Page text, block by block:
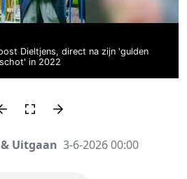
Dieltjens, direct na zijn 'gulden
schot' in 2022
Uitgaan 3-6-2026 00:00